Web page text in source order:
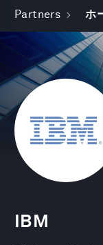
Partners ホ
IBM